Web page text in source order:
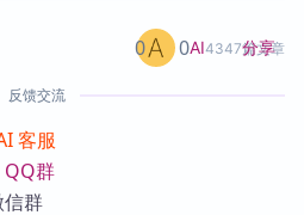
AI4347篇文章
0 0 分享
反馈交流
客服
QQ群
信群